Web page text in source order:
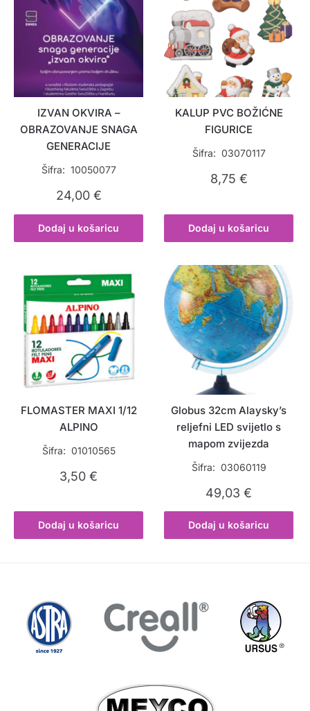
IZVAN OKVIRA –
OBRAZOVANJE SNAGA
GENERACIJE
Šifra: 10050077
24,00 €
Dodaj u košaricu
KALUP PVC BOŽIĆNE
FIGURICE
Šifra: 03070117
8,75 €
Dodaj u košaricu
FLOMASTER MAXI 1/12
ALPINO
Šifra: 01010565
3,50€
Dodaj u košaricu
Globus 32cm Alaysky’s
reljefni LED svijetlo s
mapom zvijezda
Šifra: 03060119
49,03€
Dodaj u košaricu